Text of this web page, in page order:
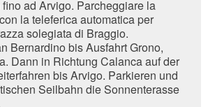
*:
ad Arvigo. Parcheggiare la
la teleferica automatica per
solegiata di Braggio.
Bernardino bis Ausfahrt Grono,
Dann in Richtung Calanca auf der
bis Arvigo. Parkieren und
Seilbahn die Sonnenterasse